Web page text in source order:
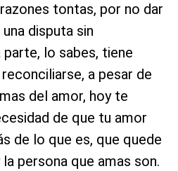
tontas, por no dar
disputa sin
lo sabes, tiene
a pesar de
del amor, hoy te
de que tu amor
de lo que es, que quede
persona que amas son.